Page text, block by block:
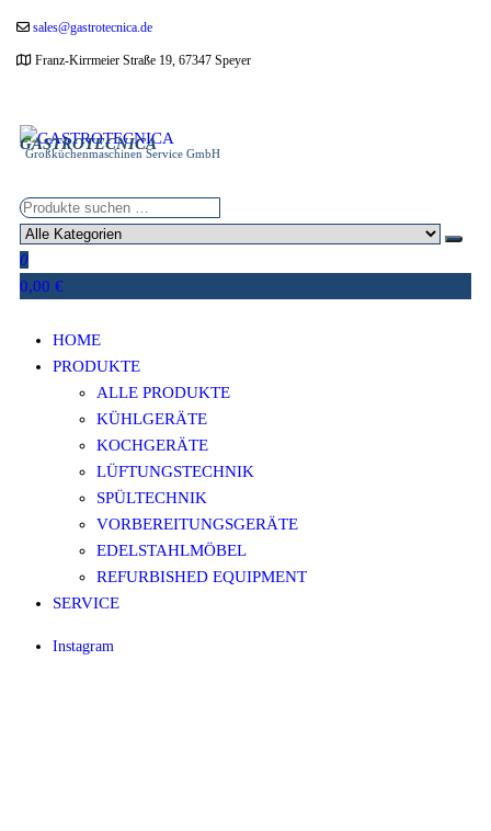
Zumsales@gastrotecnica.de
Franz-Kirrmeier Straße 19, 67347 Speyer
GASTROTECNICA
Großküchenmaschinen Service GmbH
0
0,00 €
HOME
PRODUKTE
ALLE PRODUKTE
KÜHLGERÄTE
KOCHGERÄTE
LÜFTUNGSTECHNIK
SPÜLTECHNIK
VORBEREITUNGSGERÄTE
EDELSTAHLMÖBEL
REFURBISHED EQUIPMENT
SERVICE
Instagram